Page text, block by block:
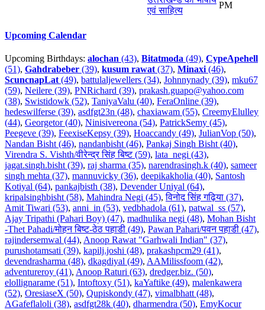
एवं साहित्य
PM
Upcoming Calendar
Upcoming Birthdays: alochan (43), Bitatmoda (49), CypeApehell
(51), Gahdrabeber (39), kusum rawat(37), Minaxi(46),
ScuncnapLat(49), battulaljewellers (34), Johnnynady (39), mku67
(59), Neilere (39), PNRichard (39), prakash.guapo@yahoo.com
(38), Swistidowk (52), TaniyaValu (40), FeraOnline (39),
hedeswilferse (39), asdfgt23n (48), chaxiawam (55), CreemyElulley
(44), Georgetor (40), Ninisivereona (54), PatrickSemy (45),
Peegeve (39), FeexiseKepsy (39), Hoaccandy (49), JulianVop (50),
Nandan Bisht (46), nandanbisht (46), Pankaj Singh Bisht (40),
Virendra S. Vishth/वीरेन्द्र सिंह बिष्ट (59), lata_negi (43),
jagat.singh.bisht (39), raj sharma (35), narendrasingh.k (40), sameer
singh mehta (37), mannuvicky (36), deepikakholia (40), Santosh
Kotiyal (64), pankajbisth (38), Devender Uniyal (64),
kripalsinghbisht (58), Mahindra Negi (45),विनोद सिंह गढ़िया (37),
Amit Tiwari (53), anni_in (53), vedbhadola (61), patwal_ss (57),
Ajay Tripathi (Pahari Boy) (47), madhulika negi (48), Mohan Bisht
-Thet Pahadi/मोहन बिष्ट-ठेठ पहाडी (49), Pawan Pahari/पवन पहाडी (47),
rajindersemwal (44), Anoop Rawat "Garhwali Indian" (37),
purushotamsati (39), kapilj.joshi (48), prakashpcm29 (41),
devendrasharma (48), dkagdiyal (49), AAMilissfoom (42),
adventureroy (41), Anoop Raturi (63), dredger.biz. (50),
elollignarame (51), Intoftoxy (51), kaYaftike (49), malenkawera
(52), OresiaseX (50), Qupiskondy (47), vimalbhatt (48),
AGafeflaloli (38), asdfgt28k (40), dharmendra (50), EmyKocur